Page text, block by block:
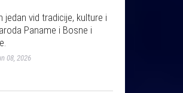
jedan vid tradicije, kulture i
Paname i Bosne i
08, 2026